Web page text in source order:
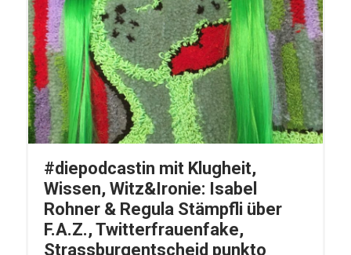
#diepodcastin mit Klugheit,
Wissen, Witz&Ironie: Isabel
Rohner & Regula Stämpfli über
F.A.Z., Twitterfrauenfake,
Strassburgentscheid punkto